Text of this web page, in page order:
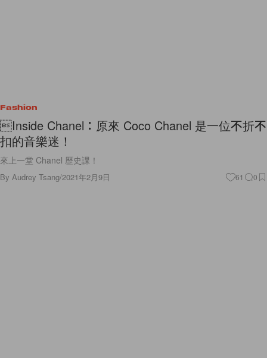
Fashion
Inside Chanel：原來 Coco Chanel 是一位不折不
扣的音樂迷！
來上一堂 Chanel 歷史課！
By Audrey Tsang/2021年2月9日 61 0